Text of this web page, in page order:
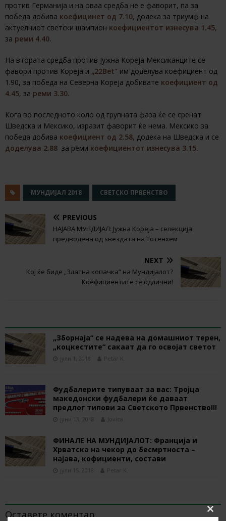
против Германија и на оваа средба не е фаворит, па за
победа добива коефицинет од 7.10, додека за триумф на
актуелниот светски шампион коефициентот изнесува 1.45,
за реми 4.40.
На втората средба против Јужна Кореја Мексиканците се
фавори против Кореја и „22Bet“ им доделува коефициент од
1.90, за победа на Северна Кореја добивате коефициент од
4.45, за реми 3.30.
Кога во последното коло од групната фаза ќе се сренат
Шведска и Мексико, изразит фаворит ќе нема. Мексико за
победа добива коефициент од 2.58, додека на Шведска и се
доделува 2.88 за реми коефициентот изнесува 3.15.
МУНДИЈАЛ 2018 СВЕТСКО ПРВЕНСТВО
PREVIOUS
НАЈАВА МУНДИЈАЛ: Јужна Кореја – селекција
предводена од ѕвездата на Тотенхем
NEXT
Кој ќе биде „Златна копачка“ на Мундијалот?
Коефициентите се одлични!
„Зборнаја“ се надева на домашниот терен,
„коцкестите“ сакаат да го освојат светот
јули 1, 2018 Petar K.
Фудбалерите типуваат за вас: Тројца
македонски фудбалери ќе даваат
предлог типови за Светското Првенство!!!
јуни 13, 2018 Jovica
ФИНАЛЕ НА МУНДИЈАЛОТ: Франција и
Хрватска на чекор до бесмртноста –
најава, кофициенти, состави
јули 15, 2018 Petar K.
Оставете коментар